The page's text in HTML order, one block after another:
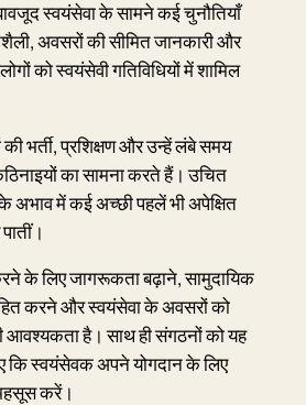
स्वयंसेवा के सामने कई चुनौतियाँ
अवसरों की सीमित जानकारी और
को स्वयंसेवी गतिविधियों में शामिल
भर्ती, प्रशिक्षण और उन्हें लंबे समय
का सामना करते हैं। उचित
अभाव में कई अच्छी पहलें भी अपेक्षित
के लिए जागरूकता बढ़ाने, सामुदायिक
करने और स्वयंसेवा के अवसरों को
है। साथ ही संगठनों को यह
कि स्वयंसेवक अपने योगदान के लिए
करें।